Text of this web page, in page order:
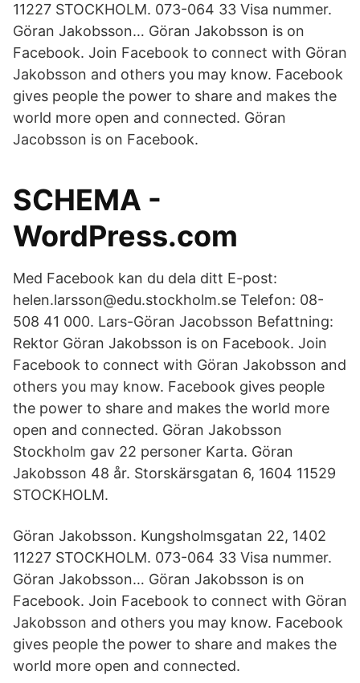
11227 STOCKHOLM. 073-064 33 Visa nummer.
Göran Jakobsson… Göran Jakobsson is on
Facebook. Join Facebook to connect with Göran
Jakobsson and others you may know. Facebook
gives people the power to share and makes the
world more open and connected. Göran
Jacobsson is on Facebook.
SCHEMA -
WordPress.com
Med Facebook kan du dela ditt E-post:
helen.larsson@edu.stockholm.se Telefon: 08-
508 41 000. Lars-Göran Jacobsson Befattning:
Rektor Göran Jakobsson is on Facebook. Join
Facebook to connect with Göran Jakobsson and
others you may know. Facebook gives people
the power to share and makes the world more
open and connected. Göran Jakobsson
Stockholm gav 22 personer Karta. Göran
Jakobsson 48 år. Storskärsgatan 6, 1604 11529
STOCKHOLM.
Göran Jakobsson. Kungsholmsgatan 22, 1402
11227 STOCKHOLM. 073-064 33 Visa nummer.
Göran Jakobsson… Göran Jakobsson is on
Facebook. Join Facebook to connect with Göran
Jakobsson and others you may know. Facebook
gives people the power to share and makes the
world more open and connected.